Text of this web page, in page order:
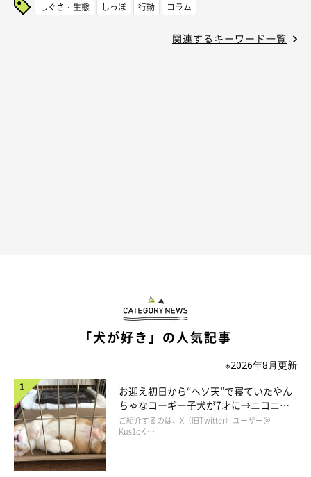
しぐさ・生態 しっぽ 行動 コラム
関連するキーワード一覧
「犬が好き」の人気記事
※2026年8月更新
お迎え初日から“ヘソ天”で寝ていたやん
ちゃなコーギー子犬が7才に→ニコニ
コ“コーギースマイル”が魅力のコに成
長！
ご紹介するのは、X（旧Twitter）ユーザー＠
Kus1oK …